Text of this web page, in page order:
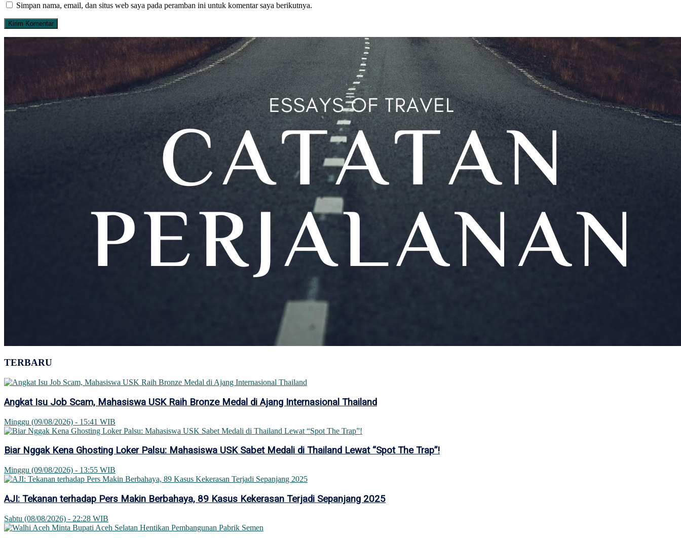
Simpan nama, email, dan situs web saya pada peramban ini untuk komentar saya berikutnya.
TERBARU
Angkat Isu Job Scam, Mahasiswa USK Raih Bronze Medal di Ajang Internasional Thailand
Minggu (09/08/2026) - 15:41 WIB
Biar Nggak Kena Ghosting Loker Palsu: Mahasiswa USK Sabet Medali di Thailand Lewat “Spot The Trap”!
Minggu (09/08/2026) - 13:55 WIB
AJI: Tekanan terhadap Pers Makin Berbahaya, 89 Kasus Kekerasan Terjadi Sepanjang 2025
Sabtu (08/08/2026) - 22:28 WIB